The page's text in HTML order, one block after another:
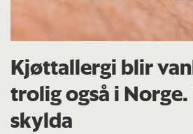
Kjøttallergi blir
trolig også i
skylda